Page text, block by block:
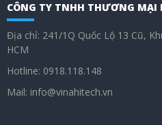
CÔNG TY TNHH THƯƠNG MẠI
Địa chỉ: 241/1Q Quốc Lộ 13 Cũ,
HCM
Hotline: 0918.118.148
Mail: info@vinahitech.vn